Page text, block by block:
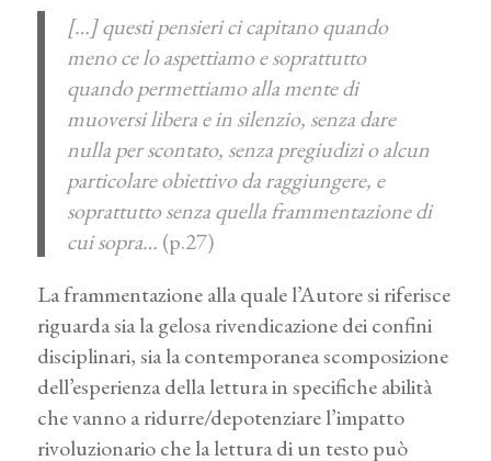
[…] questi pensieri ci capitano quando
meno ce lo aspettiamo e soprattutto
quando permettiamo alla mente di
muoversi libera e in silenzio, senza dare
nulla per scontato, senza pregiudizi o alcun
particolare obiettivo da raggiungere, e
soprattutto senza quella frammentazione di
cui sopra… (p.27)
La frammentazione alla quale l’Autore si riferisce
riguarda sia la gelosa rivendicazione dei confini
disciplinari, sia la contemporanea scomposizione
dell’esperienza della lettura in specifiche abilità
che vanno a ridurre/depotenziare l’impatto
rivoluzionario che la lettura di un testo può